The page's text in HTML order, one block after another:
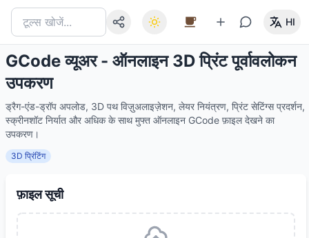
HI
GCode व्यूअर - ऑनलाइन 3D प्रिंट पूर्वावलोकन
उपकरण
ड्रैग-एंड-ड्रॉप अपलोड, 3D पथ विज़ुअलाइज़ेशन, लेयर नियंत्रण, प्रिंट सेटिंग्स प्रदर्शन,
स्क्रीनशॉट निर्यात और अधिक के साथ मुफ्त ऑनलाइन GCode फ़ाइल देखने का
उपकरण।
3D प्रिंटिंग
फ़ाइल सूची